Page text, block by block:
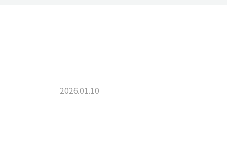
2026.01.10